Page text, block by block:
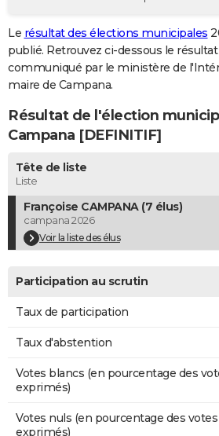
GUIDES D'ACHAT
BONS PLANS
CARTE DE VOEUX
Carte de Noël
Carte Bonne année
Carte Saint-Valentin
Carte Pâques
Carte d'anniversaire
DICTIONNAIRE
Dictionnaire
Biographies
Citations
Expressions
Proverbes
PROGRAMME TV
COPAINS D'AVANT
S'inscrire
Se connecter
Lycées
Collèges
Primaires
Universités
Entreprises
Service militaire
Avis de recherche
AVIS DE DÉCÈS
FORUM
Le résultat des élections municipales
publié. Retrouvez ci-dessous le
communiqué par le ministère de
maire de Campana.
Résultat de l'élection
Campana [DEFINITIF]
Tête de liste
Liste
Françoise CAMPANA (7 élus)
campana 2026
Voir la liste des élus
Participation au scrutin
Taux de participation
Taux d'abstention
Votes blancs (en pourcentage des
exprimés)
Votes nuls (en pourcentage des votes
exprimés)